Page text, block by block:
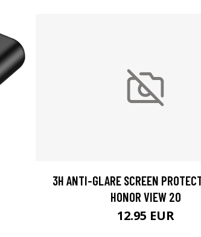
3H ANTI-GLARE SCREEN
HONOR VIEW 20
12.95 EUR